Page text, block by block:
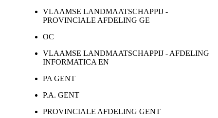
VLAAMSE LANDMAATSCHAPPIJ -
PROVINCIALE AFDELING GE
OC
VLAAMSE LANDMAATSCHAPPIJ - AFDELING
INFORMATICA EN
PA GENT
P.A. GENT
PROVINCIALE AFDELING GENT